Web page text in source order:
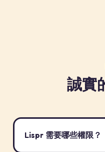
誠實
Lispr 需要哪些權限？